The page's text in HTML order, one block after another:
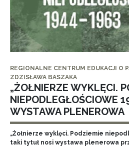
REGIONALNE CENTRUM EDUKACJI O
ZDZISŁAWA BASZAKA
„ŻOŁNIERZE WYKLĘCI.
NIEPODLEGŁOŚCIOWE
WYSTAWA PLENEROWA
„Żołnierze wyklęci. Podziemie
taki tytuł nosi wystawa plenerowa